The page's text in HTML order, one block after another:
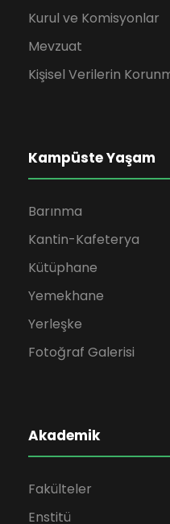
Kurul ve Komisyonlar
Mevzuat
Kişisel Verilerin
Kampüste Yaşam
Barınma
Kantin-Kafeterya
Kütüphane
Yemekhane
Yerleşke
Fotoğraf Galerisi
Akademik
Fakülteler
Enstitü